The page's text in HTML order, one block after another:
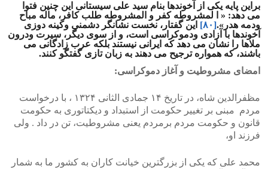
براین پایه یکی از آخوندها بنام سید علی سیستانی این چنین فتوا
می دهد: « ا لمشروطه کفر و المشروطه طلب کافر، ماله مباح
ودمه هدر».[۸۰]
این گفتار، نخست نشانگر دشمنی وکینه دوزی
آخوندها با آزادی ودموکراسی است، و از سوی دیگر، سیرت ودرون
ملاها را نشان می دهد که ایرانی نیستند بلکه عرب زادگانی می
باشند، که همواره ترجیح می دهند به زبان تازی گفتگو کنند.
امضای مشروطیت و آغاز دموکراسی:
مظفرالدین شاه، در تاریخ ۱۴ جمادی الثانی ۱۳۲۴ ، با درخواست
مردم مبنی بر تغییر حکومت از استبداد و دیکتاتوری به حکومت
قانون و حکومت مردم برمردم یعنی مشروطیت، تن در داد . ولی
فرزند او،
محمد علی که یکی از بزرگترین خیانت کاران به کشور ما به شمار
<
>